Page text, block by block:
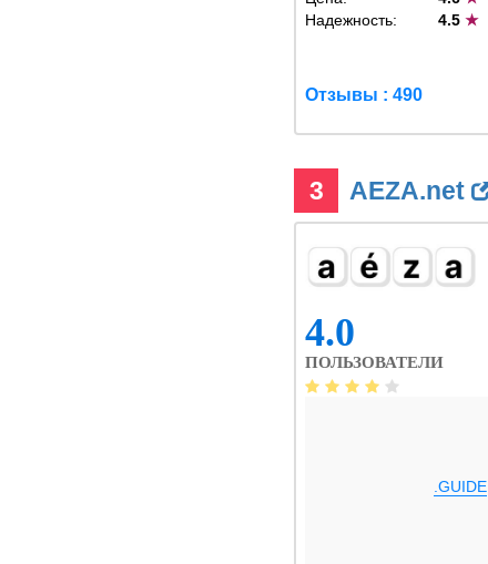
Надежность:
4.5★
Отзывы : 490
3 AEZA.net
4.0
ПОЛЬЗОВАТЕЛИ
.GUIDE